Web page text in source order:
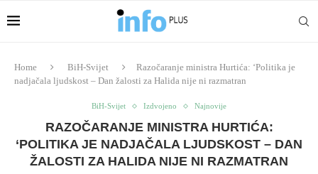
Home BiH-Svijet
Razočaranje ministra Hurtića: ‘Politika je
nadjačala ljudskost – Dan žalosti za Halida nije ni razmatran
BiH-Svijet Izdvojeno Najnovije
RAZOČARANJE MINISTRA HURTIĆA:
‘POLITIKA JE NADJAČALA LJUDSKOST – DAN
ŽALOSTI ZA HALIDA NIJE NI RAZMATRAN